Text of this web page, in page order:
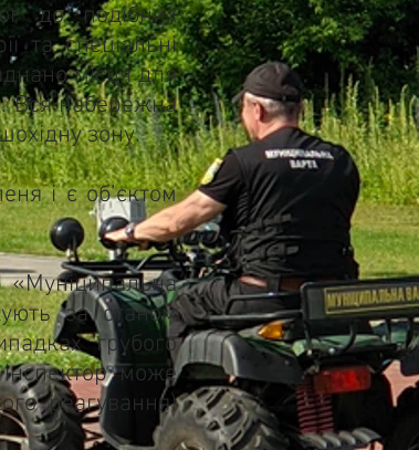
до подібних
та спеціальні
місця для
Вся набережна
зону.
і є об’єктом
за станом
грубого
може
реагування)